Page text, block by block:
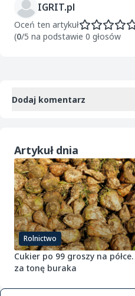
IGRIT.pl
Oceń ten artykuł
(0/5 na podstawie 0 głosów
Dodaj komentarz
Artykuł dnia
Rolnictwo
Cukier po 99 groszy na
za tonę buraka